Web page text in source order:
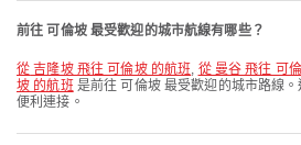
前往 可倫坡 最受歡迎的城市航線有哪些？
從 吉隆坡 飛往 可倫坡 的航班, 從 曼谷 飛往 可
坡 的航班 是前往 可倫坡 最受歡迎的城市路線
便利連接。